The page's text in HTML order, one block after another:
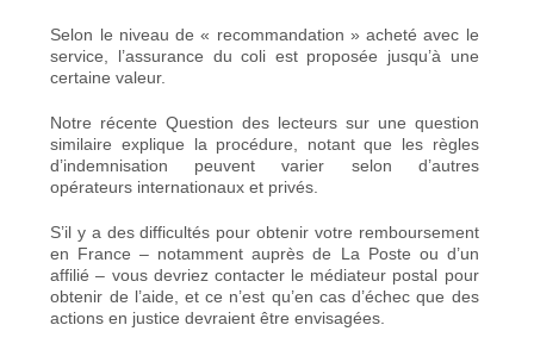
Selon le niveau de « recommandation » acheté avec le
service, l’assurance du coli est proposée jusqu’à une
certaine valeur.
Notre récenteQuestion des lecteurssur une question
similaire explique la procédure, notant que les règles
d’indemnisation peuvent varier selon d’autres
opérateurs internationaux et privés.
S’il y a des difficultés pour obtenir votre remboursement
en France – notamment auprès de La Poste ou d’un
affilié – vous devriez contacter le médiateur postal pour
obtenir de l’aide, et ce n’est qu’en cas d’échec que des
actions en justice devraient être envisagées.